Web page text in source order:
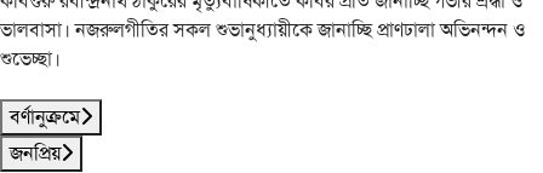
ভালবাসা। নজরুলগীতির সকল শুভানুধ্যায়ীকে জানাচ্ছি প্রাণঢালা অভিনন্দন ও
শুভেচ্ছা।
বর্ণানুক্রমে
জনপ্রিয়